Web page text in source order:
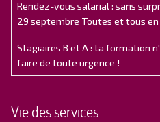
Rendez-vous salarial : sans
29 septembre Toutes et tous
Stagiaires B et A : ta formation
faire de toute urgence !
Vie des services